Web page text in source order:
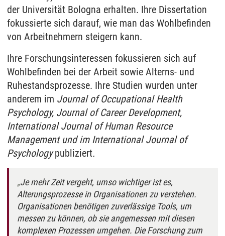
der Universität Bologna erhalten. Ihre Dissertation
fokussierte sich darauf, wie man das Wohlbefinden
von Arbeitnehmern steigern kann.
Ihre Forschungsinteressen fokussieren sich auf
Wohlbefinden bei der Arbeit sowie Alterns- und
Ruhestandsprozesse. Ihre Studien wurden unter
anderem im Journal of Occupational Health
Psychology, Journal of Career Development,
International Journal of Human Resource
Management und im International Journal of
Psychologypubliziert.
Je mehr Zeit vergeht, umso wichtiger ist es,
Alterungsprozesse in Organisationen zu verstehen.
Organisationen benötigen zuverlässige Tools, um
messen zu können, ob sie angemessen mit diesen
komplexen Prozessen umgehen. Die Forschung zum